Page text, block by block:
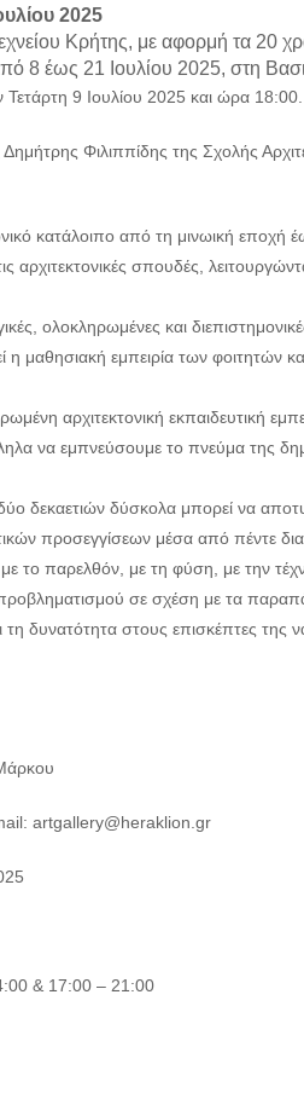
2025
Κρήτης, με αφορμή τα 20
8 έως 21 Ιουλίου 2025, στη
9 Ιουλίου 2025 και ώρα 18:00.
Φιλιππίδης της Σχολής
κατάλοιπο από τη μινωική εποχή
αρχιτεκτονικές σπουδές,
ολοκληρωμένες και
μαθησιακή εμπειρία των φοιτητών
αρχιτεκτονική εκπαιδευτική
να εμπνεύσουμε το πνεύμα της
δεκαετιών δύσκολα μπορεί να
προσεγγίσεων μέσα από πέντε
το παρελθόν, με τη φύση, με την
σε σχέση με τα
δυνατότητα στους επισκέπτες της
artgallery@heraklion.gr
& 17:00 – 21:00